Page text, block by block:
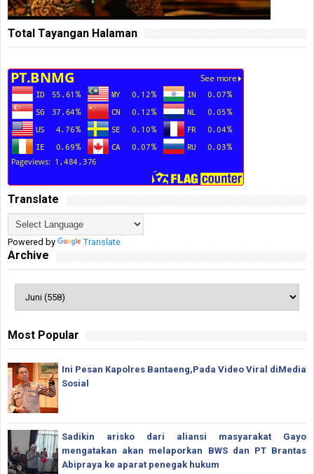
Total Tayangan Halaman
Translate
Powered by Translate
Archive
Most Popular
Ini Pesan Kapolres Bantaeng,Pada Video Viral diMedia
Sosial
Sadikin arisko dari aliansi masyarakat Gayo
mengatakan akan melaporkan BWS dan PT Brantas
Abipraya ke aparat penegak hukum